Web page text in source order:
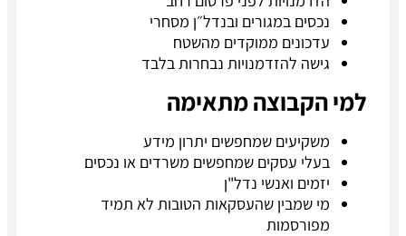
נכסים במגורים ובנדל״ן מסחרי
עדכונים ממוקדים מהשטח
גישה להזדמנויות נבחרות בלבד
למי הקבוצה מתאימה
משקיעים שמחפשים יתרון מידע
בעלי עסקים שמחפשים משרדים או נכסים
יזמים ואנשי נדל"ן
מי שמבין שהעסקאות הטובות לא תמיד
מפורסמות